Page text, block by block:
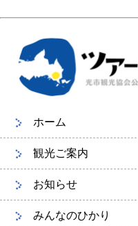
ホーム
観光ご案内
お知らせ
みんなのひかり